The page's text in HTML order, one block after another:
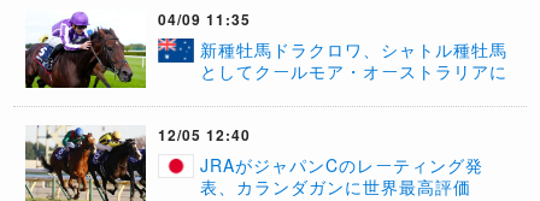
04/09 11:35
新種牡馬ドラクロワ、シャトル種牡馬
としてクールモア・オーストラリアに
12/05 12:40
JRAがジャパンCのレーティング発
表、カランダガンに世界最高評価